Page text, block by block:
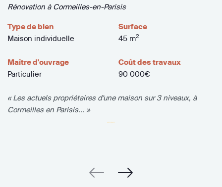
Rénovation à Cormeilles-en-Parisis
Type de bien
Maison individuelle
Surface
45 m2
Maître d'ouvrage
Particulier
Coût des travaux
90 000€
« Les actuels propriétaires d'une maison sur 3 niveaux, à
Cormeilles en Parisis... »